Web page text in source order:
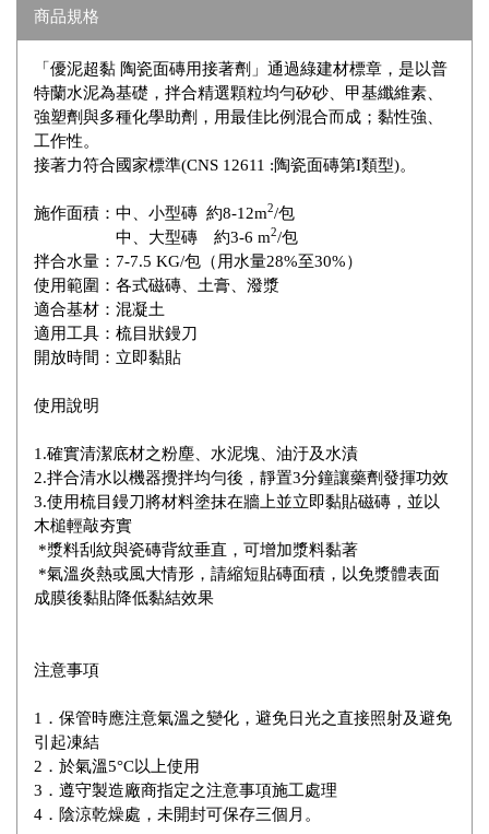
商品規格
「優泥超黏 陶瓷面磚用接著劑」通過綠建材標章，是以普
特蘭水泥為基礎，拌合精選顆粒均勻矽砂、甲基纖維素、
強塑劑與多種化學助劑，用最佳比例混合而成；黏性強、
工作性。
接著力符合國家標準(CNS 12611 :陶瓷面磚第I類型)。
施作面積：中、小型磚 約8-12m2/包
中、大型磚 約3-6 m2/包
拌合水量：7-7.5 KG/包（用水量28%至30%）
使用範圍：各式磁磚、土膏、潑漿
適合基材：混凝土
適用工具：梳目狀鏝刀
開放時間：立即黏貼
使用說明
1.確實清潔底材之粉塵、水泥塊、油汙及水漬
2.拌合清水以機器攪拌均勻後，靜置3分鐘讓藥劑發揮功效
3.使用梳目鏝刀將材料塗抹在牆上並立即黏貼磁磚，並以
木槌輕敲夯實
*漿料刮紋與瓷磚背紋垂直，可增加漿料黏著
*氣溫炎熱或風大情形，請縮短貼磚面積，以免漿體表面
成膜後黏貼降低黏結效果
注意事項
1．保管時應注意氣溫之變化，避免日光之直接照射及避免
引起凍結
2．於氣溫5°C以上使用
3．遵守製造廠商指定之注意事項施工處理
4．陰涼乾燥處，未開封可保存三個月。